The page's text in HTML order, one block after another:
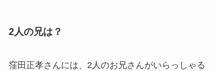
2人の兄は？
窪田正孝さんには、2人のお兄さんがいらっしゃる